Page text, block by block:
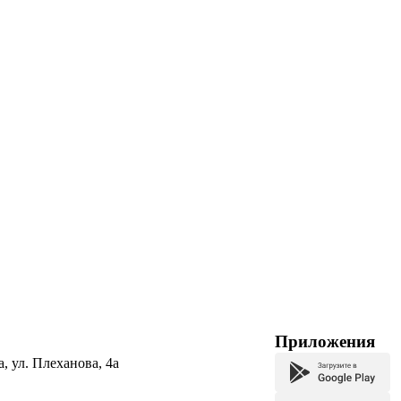
ул. Плеханова, 4а
Приложения